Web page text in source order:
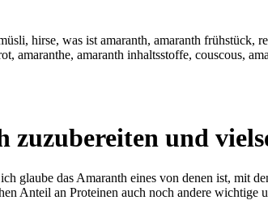
zuzubereiten und
glaube das Amaranth eines von denen ist, mit
Anteil an Proteinen auch noch andere